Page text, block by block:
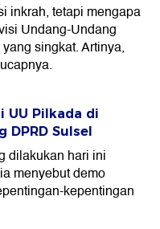
inkrah, tetapi mengapa
Undang-Undang
singkat. Artinya,
UU Pilkada di
DPRD Sulsel
dilakukan hari ini
menyebut demo
kepentingan